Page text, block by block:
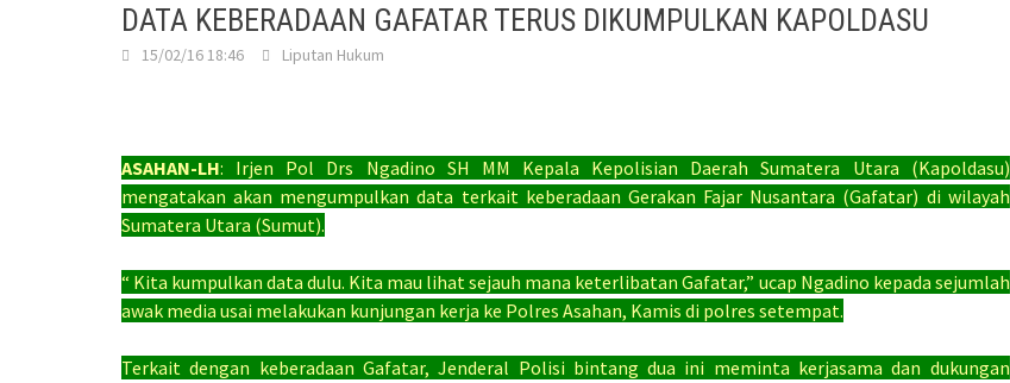
DATA KEBERADAAN GAFATAR TERUS DIKUMPULKAN KAPOLDASU
15/02/16 18:46 Liputan Hukum
ASAHAN-LH: Irjen Pol Drs Ngadino SH MM Kepala Kepolisian Daerah Sumatera Utara (Kapoldasu)
mengatakan akan mengumpulkan data terkait keberadaan Gerakan Fajar Nusantara (Gafatar) di wilayah
Sumatera Utara (Sumut).
“ Kita kumpulkan data dulu. Kita mau lihat sejauh mana keterlibatan Gafatar,” ucap Ngadino kepada sejumlah
awak media usai melakukan kunjungan kerja ke Polres Asahan, Kamis di polres setempat.
Terkait dengan keberadaan Gafatar, Jenderal Polisi bintang dua ini meminta kerjasama dan dukungan